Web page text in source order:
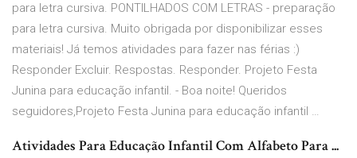
para letra cursiva. PONTILHADOS COM LETRAS - preparação
para letra cursiva. Muito obrigada por disponibilizar esses
materiais! Já temos atividades para fazer nas férias :)
Responder Excluir. Respostas. Responder. Projeto Festa
Junina para educação infantil. - Boa noite! Queridos
seguidores,Projeto Festa Junina para educação infantil …
Atividades Para Educação Infantil Com Alfabeto Para ...